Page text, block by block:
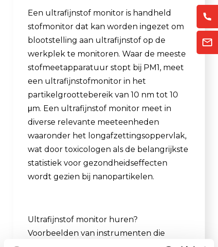
Een ultrafijnstof monitor is handheld
stofmonitor dat kan worden ingezet om
blootstelling aan ultrafijnstof op de
werkplek te monitoren. Waar de meeste
stofmeetapparatuur stopt bij PM1, meet
een ultrafijnstofmonitor in het
partikelgroottebereik van 10 nm tot 10
μm. Een ultrafijnstof monitor meet in
diverse relevante meeteenheden
waaronder het longafzettingsoppervlak,
wat door toxicologen als de belangrijkste
statistiek voor gezondheidseffecten
wordt gezien bij nanopartikelen.
Ultrafijnstof monitor huren?
Voorbeelden van instrumenten die